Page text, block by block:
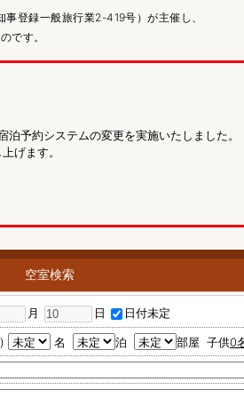
登録一般旅行業2-419号）が主催し、
です。
予約システムの変更を実施いたしました。
げます。
空室検索
月 日 日付未定
名 泊 部屋 子供0